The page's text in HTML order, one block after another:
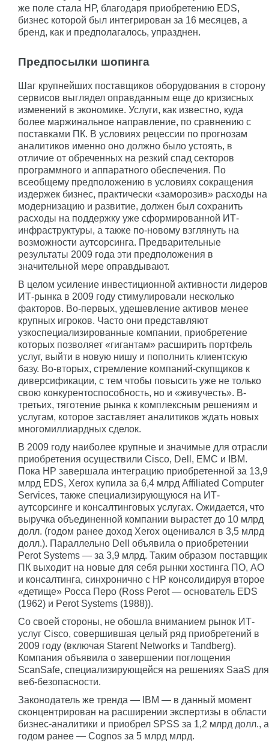
же поле стала НР, благодаря приобретению EDS,
бизнес которой был интегрирован за 16 месяцев, а
бренд, как и предполагалось, упразднен.
Предпосылки шопинга
Шаг крупнейших поставщиков оборудования в сторону
сервисов выглядел оправданным еще до кризисных
изменений в экономике. Услуги, как известно, куда
более маржинальное направление, по сравнению с
поставками ПК. В условиях рецессии по прогнозам
аналитиков именно оно должно было устоять, в
отличие от обреченных на резкий спад секторов
программного и аппаратного обеспечения. По
всеобщему предположению в условиях сокращения
издержек бизнес, практически «заморозив» расходы на
модернизацию и развитие, должен был сохранить
расходы на поддержку уже сформированной ИТ-
инфраструктуры, а также по-новому взглянуть на
возможности аутсорсинга. Предварительные
результаты 2009 года эти предположения в
значительной мере оправдывают.
В целом усиление инвестиционной активности лидеров
ИТ-рынка в 2009 году стимулировали несколько
факторов. Во-первых, удешевление активов менее
крупных игроков. Часто они представляют
узкоспециализированные компании, приобретение
которых позволяет «гигантам» расширить портфель
услуг, выйти в новую нишу и пополнить клиентскую
базу. Во-вторых, стремление компаний-скупщиков к
диверсификации, с тем чтобы повысить уже не только
свою конкурентоспособность, но и «живучесть». В-
третьих, тяготение рынка к комплексным решениям и
услугам, которое заставляет аналитиков ждать новых
многомиллиардных сделок.
В 2009 году наиболее крупные и значимые для отрасли
приобретения осуществили Cisco, Dell, EMC и IBM.
Пока НР завершала интеграцию приобретенной за 13,9
млрд EDS, Xerox купила за 6,4 млрд Affiliated Computer
Services, также специализирующуюся на ИТ-
аутсорсинге и консалтинговых услугах. Ожидается, что
выручка объединенной компании вырастет до 10 млрд
долл. (годом ранее доход Xerox оценивался в 3,5 млрд
долл.). Параллельно Dell объявила о приобретении
Perot Systems — за 3,9 млрд. Таким образом поставщик
ПК выходит на новые для себя рынки хостинга ПО, АО
и консалтинга, синхронично с НР консолидируя второе
«детище» Росса Перо (Ross Perot — основатель EDS
(1962) и Perot Systems (1988)).
Со своей стороны, не обошла вниманием рынок ИТ-
услуг Cisco, совершившая целый ряд приобретений в
2009 году (включая Starent Networks и Tandberg).
Компания объявила о завершении поглощения
ScanSafe, специализирующейся на решениях SaaS для
веб-безопасности.
Законодатель же тренда — IBM — в данный момент
сконцентрирован на расширении экспертизы в области
бизнес-аналитики и приобрел SPSS за 1,2 млрд долл., а
годом ранее — Cognos за 5 млрд млрд.